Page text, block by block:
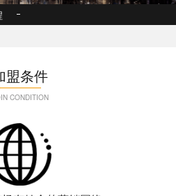
盟条件
CONDITION